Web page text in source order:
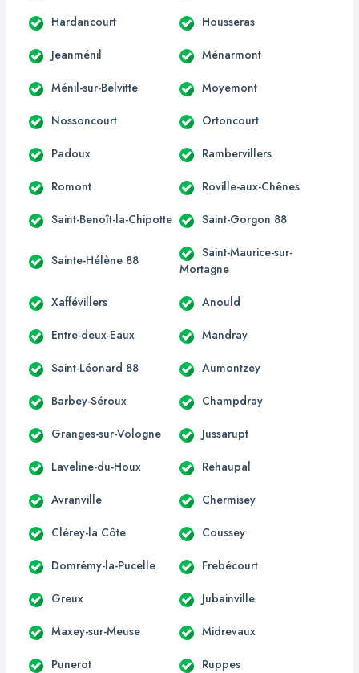
Hardancourt Housseras
Jeanménil Ménarmont
Ménil-sur-Belvitte Moyemont
Nossoncourt Ortoncourt
Padoux Rambervillers
Romont Roville-aux-Chênes
Saint-Benoît-la-Chipotte Saint-Gorgon 88
Sainte-Hélène 88
Saint-Maurice-sur-
Mortagne
Xaffévillers Anould
Entre-deux-Eaux Mandray
Saint-Léonard 88 Aumontzey
Barbey-Séroux Champdray
Granges-sur-Vologne Jussarupt
Laveline-du-Houx Rehaupal
Avranville Chermisey
Clérey-la Côte Coussey
Domrémy-la-Pucelle Frebécourt
Greux Jubainville
Maxey-sur-Meuse Midrevaux
Punerot Ruppes